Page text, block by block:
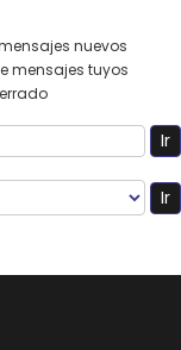
nuevos
mensajes tuyos